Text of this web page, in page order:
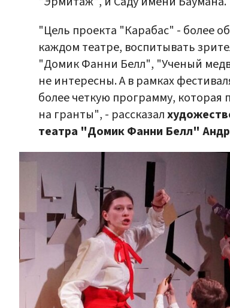
"Цель проекта "Карабас" - более
каждом театре, воспитывать
"Домик Фанни Белл", "Ученый
не интересны. А в рамках
более четкую программу, которая
на гранты", - рассказал
театра "Домик Фанни Белл"